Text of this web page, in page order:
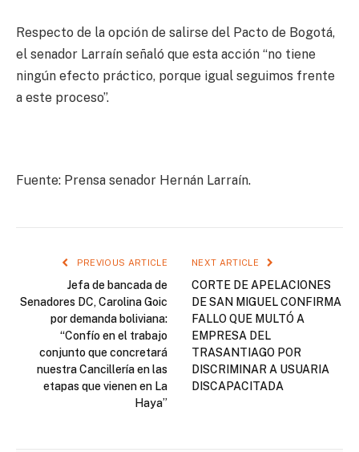
Respecto de la opción de salirse del Pacto de Bogotá,
el senador Larraín señaló que esta acción “no tiene
ningún efecto práctico, porque igual seguimos frente
a este proceso”.
Fuente: Prensa senador Hernán Larraín.
PREVIOUS ARTICLE
Jefa de bancada de
Senadores DC, Carolina Goic
por demanda boliviana:
“Confío en el trabajo
conjunto que concretará
nuestra Cancillería en las
etapas que vienen en La
Haya”
NEXT ARTICLE
CORTE DE APELACIONES
DE SAN MIGUEL CONFIRMA
FALLO QUE MULTÓ A
EMPRESA DEL
TRASANTIAGO POR
DISCRIMINAR A USUARIA
DISCAPACITADA